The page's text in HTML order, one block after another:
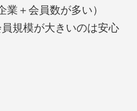
業＋会員数が多い）
員規模が大きいのは安心